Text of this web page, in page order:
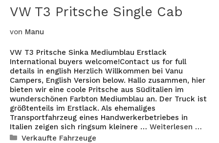
VW T3 Pritsche Single Cab
von Manu
VW T3 Pritsche Sinka Mediumblau Erstlack
International buyers welcome!Contact us for full
details in english Herzlich Willkommen bei Vanu
Campers, English Version below. Hallo zusammen, hier
bieten wir eine coole Pritsche aus Süditalien im
wunderschönen Farbton Mediumblau an. Der Truck ist
größtenteils im Erstlack. Als ehemaliges
Transportfahrzeug eines Handwerkerbetriebes in
Italien zeigen sich ringsum kleinere … Weiterlesen …
Kategorien
Verkaufte Fahrzeuge